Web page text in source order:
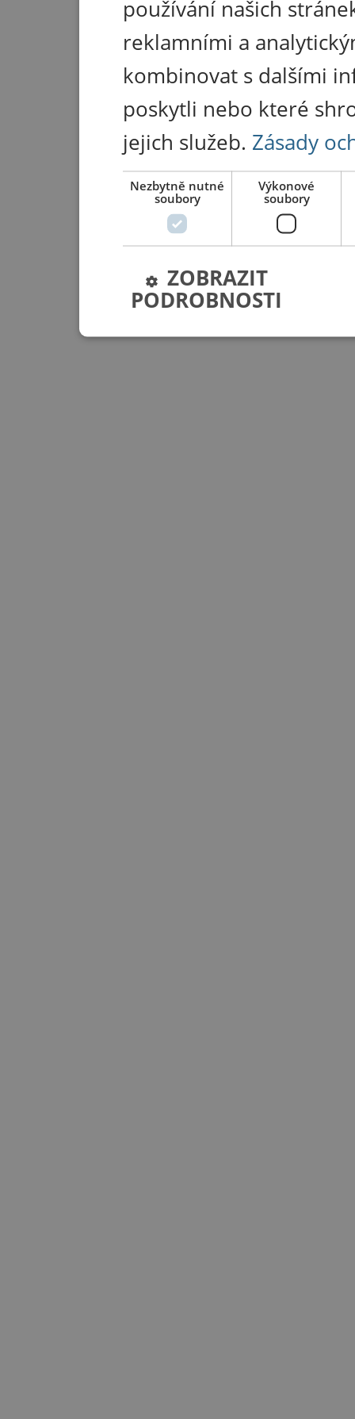
používání našich
reklamními a
kombinovat s dalšími
poskytli nebo které
jejich služeb. Zásady
Nezbytně nutné
soubory
Výkonové
soubory
ZOBRAZIT
PODROBNOSTI